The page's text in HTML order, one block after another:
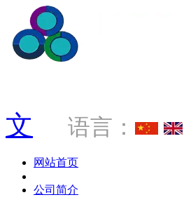
文 语言：
网站首页
公司简介